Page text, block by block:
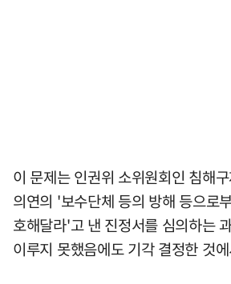
이 문제는 인권위 소위원회인 침해
의연의 '보수단체 등의 방해 등으로
호해달라'고 낸 진정서를 심의하는
이루지 못했음에도 기각 결정한 것